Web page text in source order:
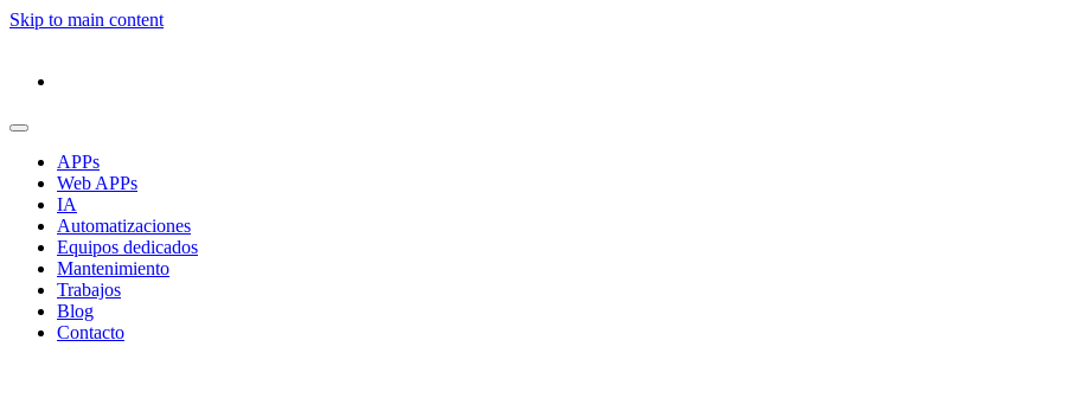
Skip to main content
APPs
Web APPs
IA
Automatizaciones
Equipos dedicados
Mantenimiento
Trabajos
Blog
Contacto